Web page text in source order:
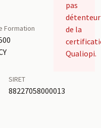
Formation
SIRET
88227058000013
pas
détenteur
de la
Qualiopi.